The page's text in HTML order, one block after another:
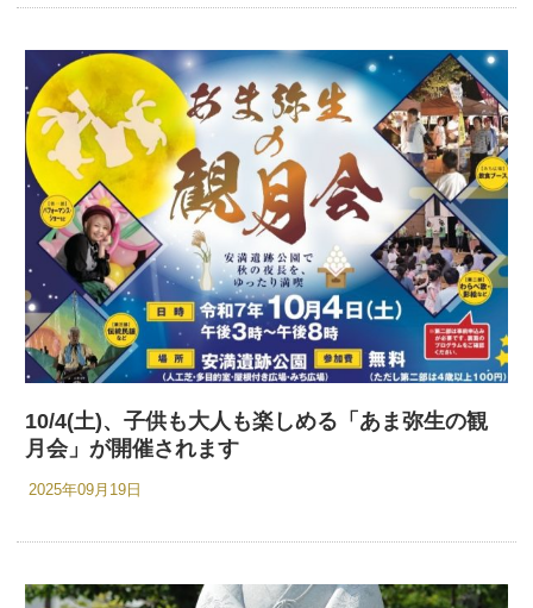
10/4(土)、子供も大人も楽しめる「あま弥生の観
月会」が開催されます
2025年09月19日